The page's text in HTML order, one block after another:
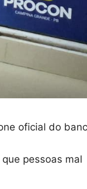
oficial do
pessoas mal